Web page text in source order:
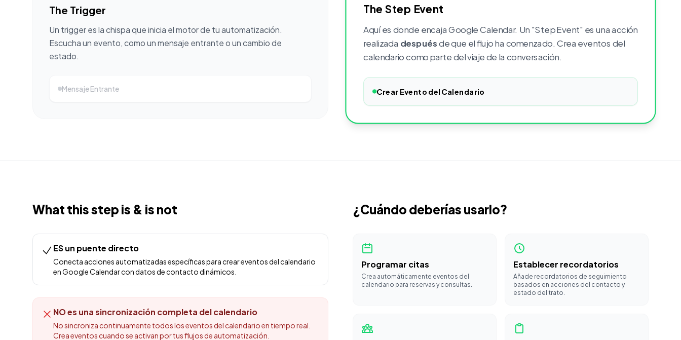
The Trigger
Un trigger es la chispa que inicia el motor de tu automatización.
Escucha un evento, como un mensaje entrante o un cambio de
estado.
Mensaje Entrante
The Step Event
Aquí es donde encaja Google Calendar. Un "Step Event" es una acción
realizada despuésde que el flujo ha comenzado. Crea eventos del
calendario como parte del viaje de la conversación.
Crear Evento del Calendario
What this step is & is not
ES un puente directo
Conecta acciones automatizadas específicas para crear eventos del calendario
en Google Calendar con datos de contacto dinámicos.
NO es una sincronización completa del calendario
No sincroniza continuamente todos los eventos del calendario en tiempo real.
Crea eventos cuando se activan por tus flujos de automatización.
¿Cuándo deberías usarlo?
Programar citas
Crea automáticamente eventos del
calendario para reservas y consultas.
Establecer recordatorios
Añade recordatorios de seguimiento
basados en acciones del contacto y
estado del trato.